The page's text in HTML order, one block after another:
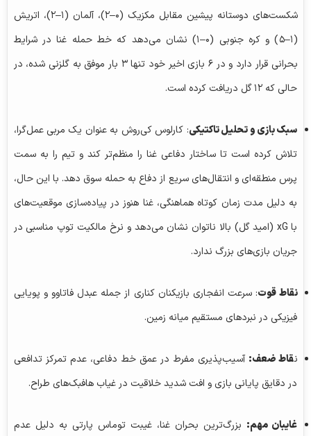
شکست‌های دوستانه پیشین مقابل مکزیک (۰–۲)، آلمان (۱–۲)، اتریش
(۱–۵) و کره جنوبی (۰–۱) نشان می‌دهد که خط حمله غنا در شرایط
بحرانی قرار دارد و در ۶ بازی اخیر خود تنها ۳ بار موفق به گلزنی شده، در
حالی که ۱۲ گل دریافت کرده است.
سبک بازی و تحلیل تاکتیکی: کارلوس کی‌روش به عنوان یک مربی عمل‌گرا،
تلاش کرده است تا ساختار دفاعی غنا را منظم‌تر کند و تیم را به سمت
پرس منطقه‌ای و انتقال‌های سریع از دفاع به حمله سوق دهد. با این حال،
به دلیل مدت زمان کوتاه هماهنگی، غنا هنوز در پیاده‌سازی موقعیت‌های
با xG (امید گل) بالا ناتوان نشان می‌دهد و نرخ مالکیت توپ مناسبی در
جریان بازی‌های بزرگ ندارد.
نقاط قوت: سرعت انفجاری بازیکنان کناری از جمله عبدل فاتاوو و پویایی
فیزیکی در نبردهای مستقیم میانه زمین.
نقاط ضعف: آسیب‌پذیری مفرط در عمق خط دفاعی، عدم تمرکز تدافعی
در دقایق پایانی بازی و افت شدید خلاقیت در غیاب هافبک‌های طراح.
غایبان مهم: بزرگ‌ترین بحران غنا، غیبت توماس پارتی به دلیل عدم